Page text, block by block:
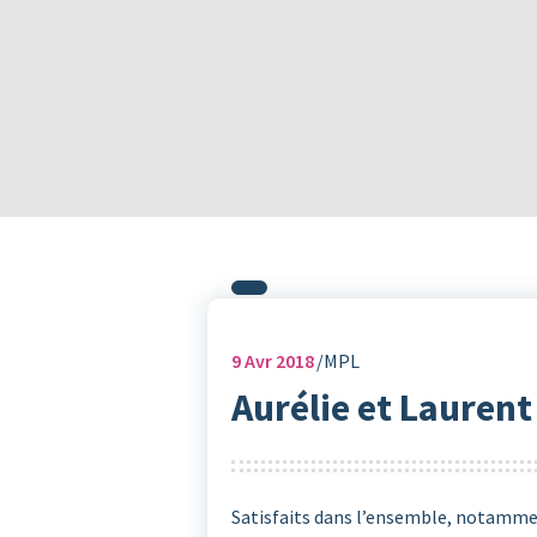
9Avr 2018 MPL
Aurélie et Laurent
Satisfaits dans l’ensemble,